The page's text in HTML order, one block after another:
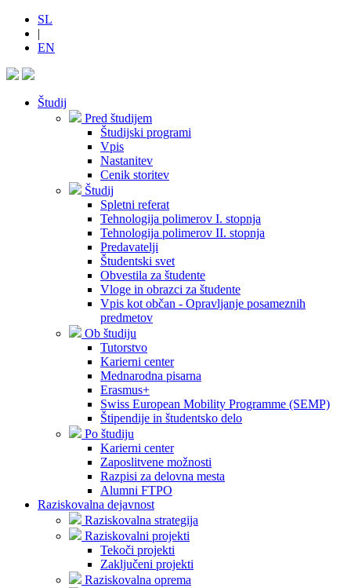
SL
|
EN
Študij
Pred študijem
Študijski programi
Vpis
Nastanitev
Cenik storitev
Študij
Spletni referat
Tehnologija polimerov I. stopnja
Tehnologija polimerov II. stopnja
Predavatelji
Študentski svet
Obvestila za študente
Vloge in obrazci za študente
Vpis kot občan - Opravljanje posameznih
predmetov
Ob študiju
Tutorstvo
Karierni center
Mednarodna pisarna
Erasmus+
Swiss European Mobility Programme (SEMP)
Štipendije in študentsko delo
Po študiju
Karierni center
Zaposlitvene možnosti
Razpisi za delovna mesta
Alumni FTPO
Raziskovalna dejavnost
Raziskovalna strategija
Raziskovalni projekti
Tekoči projekti
Zaključeni projekti
Raziskovalna oprema